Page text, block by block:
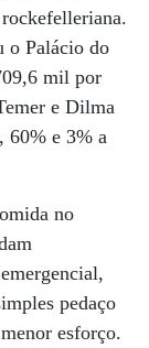
o Palácio do
mil por
e Dilma
60% e 3% a
no
pedaço
esforço.